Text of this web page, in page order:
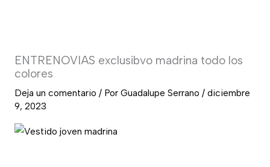
ENTRENOVIAS exclusibvo madrina todo los
colores
Deja un comentario / Por Guadalupe Serrano / diciembre
9, 2023